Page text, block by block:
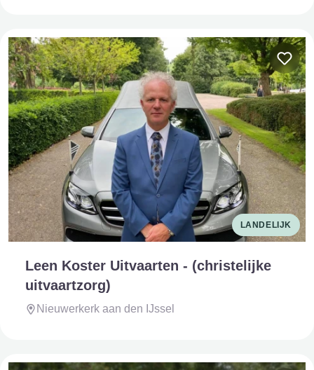
LANDELIJK
Leen Koster Uitvaarten - (christelijke
uitvaartzorg)
Nieuwerkerk aan den IJssel